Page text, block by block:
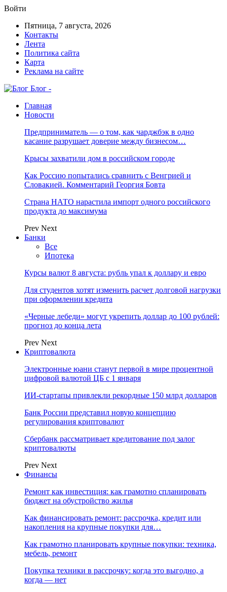
Войти
Пятница, 7 августа, 2026
Контакты
Лента
Политика сайта
Карта
Реклама на сайте
Блог -
Главная
Новости
Предприниматель — о том, как чарджбэк в одно
касание разрушает доверие между бизнесом…
Крысы захватили дом в российском городе
Как Россию попытались сравнить с Венгрией и
Словакией. Комментарий Георгия Бовта
Страна НАТО нарастила импорт одного российского
продукта до максимума
Prev Next
Банки
Все
Ипотека
Курсы валют 8 августа: рубль упал к доллару и евро
Для студентов хотят изменить расчет долговой нагрузки
при оформлении кредита
«Черные лебеди» могут укрепить доллар до 100 рублей:
прогноз до конца лета
Prev Next
Криптовалюта
Электронные юани станут первой в мире процентной
цифровой валютой ЦБ с 1 января
ИИ-стартапы привлекли рекордные 150 млрд долларов
Банк России представил новую концепцию
регулирования криптовалют
Сбербанк рассматривает кредитование под залог
криптовалюты
Prev Next
Финансы
Ремонт как инвестиция: как грамотно спланировать
бюджет на обустройство жилья
Как финансировать ремонт: рассрочка, кредит или
накопления на крупные покупки для…
Как грамотно планировать крупные покупки: техника,
мебель, ремонт
Покупка техники в рассрочку: когда это выгодно, а
когда — нет